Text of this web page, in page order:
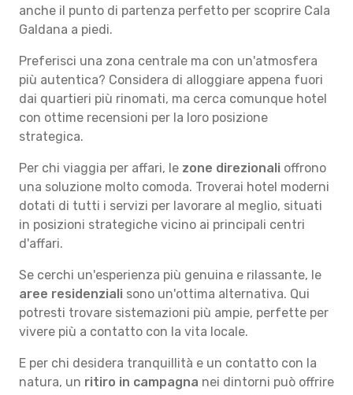
anche il punto di partenza perfetto per scoprire Cala
Galdana a piedi.
Preferisci una zona centrale ma con un'atmosfera
più autentica? Considera di alloggiare appena fuori
dai quartieri più rinomati, ma cerca comunque hotel
con ottime recensioni per la loro posizione
strategica.
Per chi viaggia per affari, le zone direzionali offrono
una soluzione molto comoda. Troverai hotel moderni
dotati di tutti i servizi per lavorare al meglio, situati
in posizioni strategiche vicino ai principali centri
d'affari.
Se cerchi un'esperienza più genuina e rilassante, le
aree residenziali sono un'ottima alternativa. Qui
potresti trovare sistemazioni più ampie, perfette per
vivere più a contatto con la vita locale.
E per chi desidera tranquillità e un contatto con la
natura, un ritiro in campagna nei dintorni può offrire